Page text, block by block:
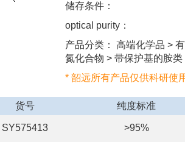
储存条件：
optical purity：
产品分类： 高端化学品 >
氮化合物 > 带保护基的胺类
* 韶远所有产品仅供科研使
货号 纯度标准
SY575413 >95%